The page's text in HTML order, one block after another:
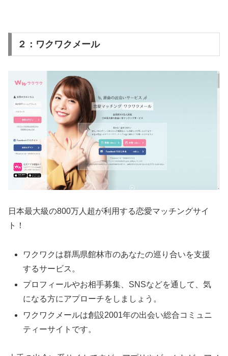
２：ワクワクメール
日本最大級の800万人超が利用する恋愛マッチングサイ
ト！
ワクワクは群馬県館林市のあなたの巡り合いを支援
するサービス。
プロフィールやお相手募集、SNSなどを通して、気
になる方にアプローチをしましょう。
ワクワクメールは創設2001年の出会い総合コミュニ
ティーサイトです。